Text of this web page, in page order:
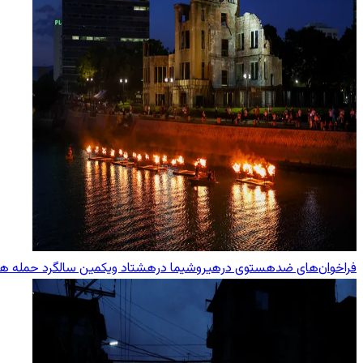
فراخوان‌های ضدهستوی درهیروشیما درهشتاد ویکمین سالگرد حمله